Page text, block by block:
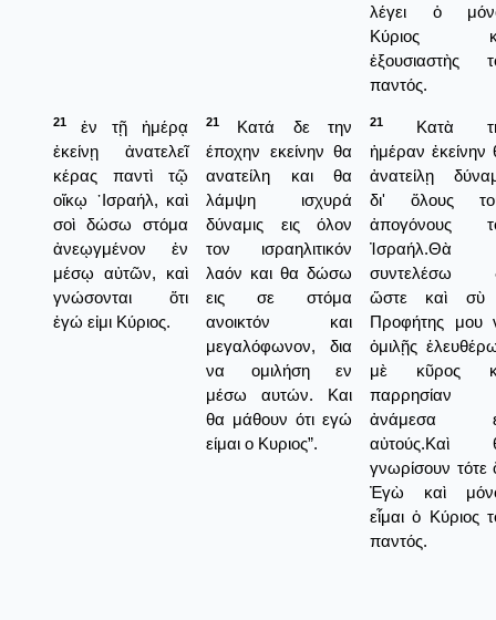
λέγει ὁ
Κύριος
ἐξουσιαστὴς
παντός.
21
ἐν τῇ ἡμέρᾳ
ἐκείνῃ ἀνατελεῖ
κέρας παντὶ τῷ
οἴκῳ ᾿Ισραήλ, καὶ
σοὶ δώσω στόμα
ἀνεῳγμένον ἐν
μέσῳ αὐτῶν, καὶ
γνώσονται ὅτι
ἐγώ εἰμι Κύριος.
21
Κατά δε την
έποχην εκείνην θα
ανατείλη και θα
λάμψη ισχυρά
δύναμις εις όλον
τον ισραηλιτικόν
λαόν και θα δώσω
εις σε στόμα
ανοικτόν και
μεγαλόφωνον, δια
να ομιλήση εν
μέσω αυτών. Και
θα μάθουν ότι εγώ
είμαι ο Κυριος”.
21
Κατὰ
ἡμέραν ἐκείνην
ἀνατείλῃ
δι' ὅλους
ἀπογόνους
Ἰσραήλ.Θὰ
συντελέσω
ὥστε καὶ
Προφήτης μου
ὁμιλῇς
μὲ κῦρος
παρρησίαν
ἀνάμεσα
αὐτούς.Καὶ
γνωρίσουν τότε
Ἐγὼ καὶ
εἶμαι ὁ Κύριος
παντός.